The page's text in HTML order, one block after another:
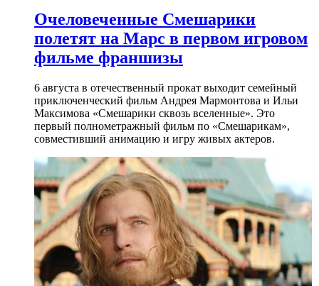
Очеловеченные Смешарики
полетят на Марс в первом игровом
фильме франшизы
6 августа в отечественный прокат выходит семейный
приключенческий фильм Андрея Мармонтова и Ильи
Максимова «Смешарики сквозь вселенные». Это
первый полнометражный фильм по «Смешарикам»,
совместивший анимацию и игру живых актеров.